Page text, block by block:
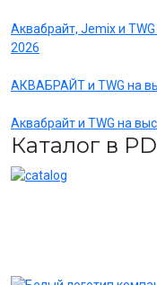
Аквабрайт, Jemix и
2026
АКВАБРАЙТ и TWG на
Аквабрайт и TWG на
Каталог в